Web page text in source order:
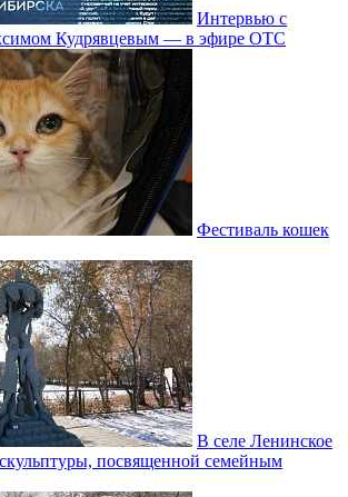
Интервью с
Кудрявцевым — в эфире ОТС
Фестиваль кошек
В селе Ленинское
посвященной семейным